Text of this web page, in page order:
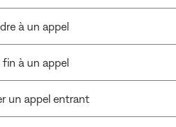
à un appel
fin à un appel
un appel entrant